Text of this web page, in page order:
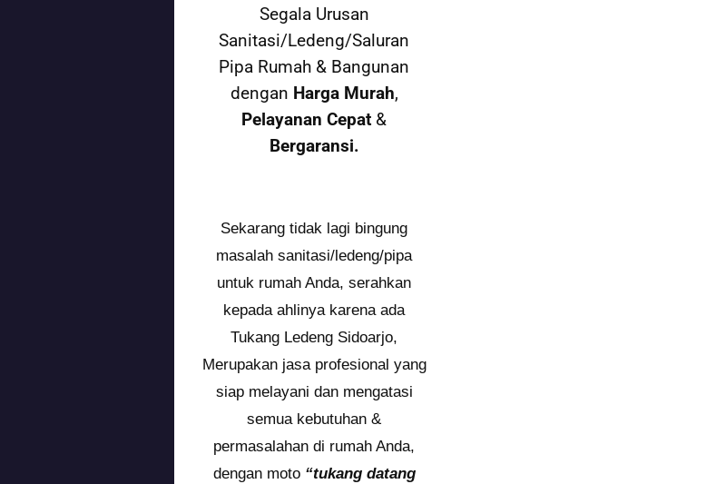
Segala Urusan
Sanitasi/Ledeng/Saluran
Pipa Rumah & Bangunan
dengan Harga Murah,
Pelayanan Cepat &
Bergaransi.
Sekarang tidak lagi bingung
masalah sanitasi/ledeng/pipa
untuk rumah Anda, serahkan
kepada ahlinya karena ada
Tukang Ledeng Sidoarjo,
Merupakan jasa profesional yang
siap melayani dan mengatasi
semua kebutuhan &
permasalahan di rumah Anda,
dengan moto “tukang datang